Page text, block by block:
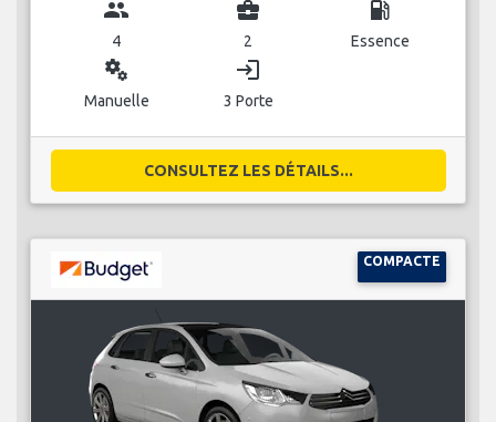
group
4
business_center
2
local_gas_station
Essence
miscellaneous_services
Manuelle
login
3 Porte
CONSULTEZ LES DÉTAILS...
COMPACTE